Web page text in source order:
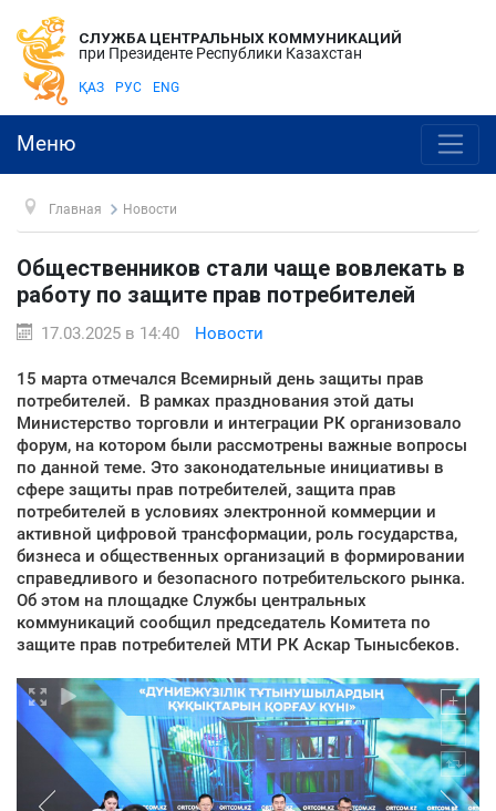
СЛУЖБА ЦЕНТРАЛЬНЫХ КОММУНИКАЦИЙ
при Президенте Республики Казахстан
ҚАЗ РУС ENG
Меню
Главная Новости
Общественников стали чаще вовлекать в
работу по защите прав потребителей
17.03.2025 в 14:40 Новости
15 марта отмечался Всемирный день защиты прав
потребителей. В рамках празднования этой даты
Министерство торговли и интеграции РК организовало
форум, на котором были рассмотрены важные вопросы
по данной теме. Это законодательные инициативы в
сфере защиты прав потребителей, защита прав
потребителей в условиях электронной коммерции и
активной цифровой трансформации, роль государства,
бизнеса и общественных организаций в формировании
справедливого и безопасного потребительского рынка.
Об этом на площадке Службы центральных
коммуникаций сообщил председатель Комитета по
защите прав потребителей МТИ РК Аскар Тынысбеков.